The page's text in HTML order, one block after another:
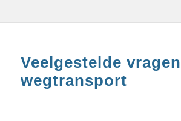
Veelgestelde
wegtransport